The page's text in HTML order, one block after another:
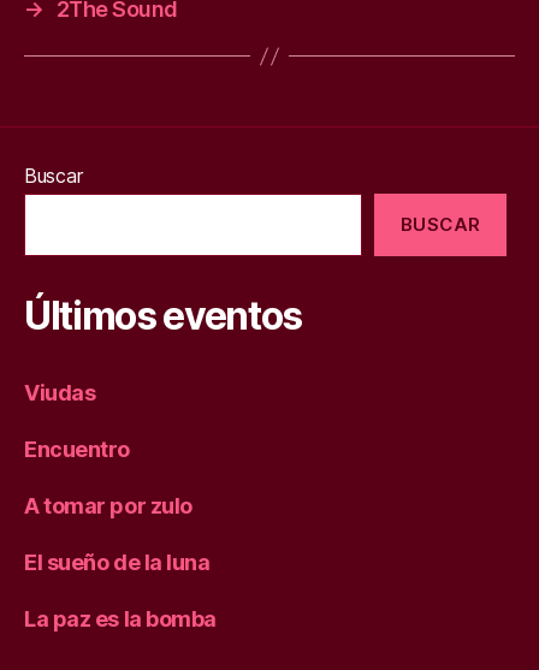
→
2The Sound
Buscar
BUSCAR
Últimos eventos
Viudas
Encuentro
A tomar por zulo
El sueño de la luna
La paz es la bomba